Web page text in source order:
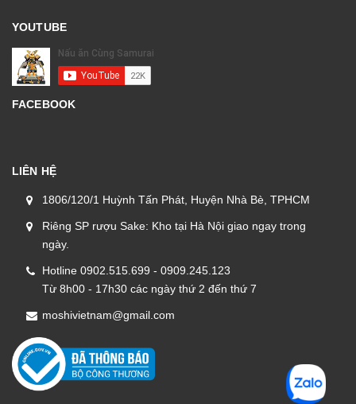
YOUTUBE
FACEBOOK
LIÊN HỆ
1806/120/1 Huỳnh Tấn Phát, Huyện Nhà Bè, TPHCM
Riêng SP rượu Sake: Kho tại Hà Nội giao ngay trong
ngày.
Hotline 0902.515.699 - 0909.245.123
Từ 8h00 - 17h30 các ngày thứ 2 đến thứ 7
moshivietnam@gmail.com